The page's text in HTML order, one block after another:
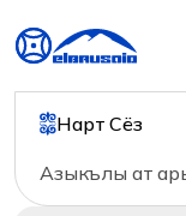
Нарт Сёз
Азыкълы ат
Главная/Аудио